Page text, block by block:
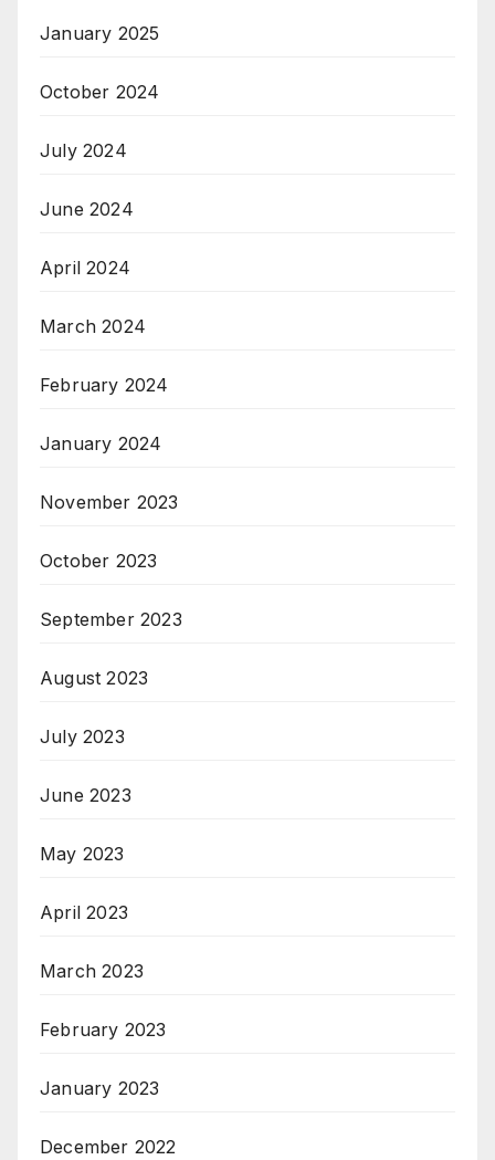
January 2025
October 2024
July 2024
June 2024
April 2024
March 2024
February 2024
January 2024
November 2023
October 2023
September 2023
August 2023
July 2023
June 2023
May 2023
April 2023
March 2023
February 2023
January 2023
December 2022